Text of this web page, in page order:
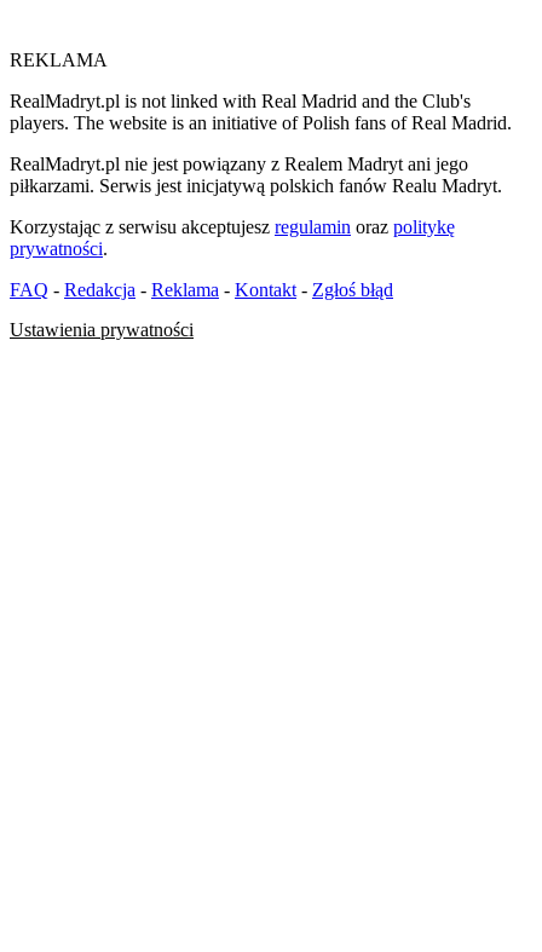
REKLAMA
RealMadryt.pl is not linked with Real Madrid and the Club's
players. The website is an initiative of Polish fans of Real Madrid.
RealMadryt.pl nie jest powiązany z Realem Madryt ani jego
piłkarzami. Serwis jest inicjatywą polskich fanów Realu Madryt.
Korzystając z serwisu akceptujesz regulamin oraz politykę
prywatności.
FAQ - Redakcja - Reklama - Kontakt - Zgłoś błąd
Ustawienia prywatności